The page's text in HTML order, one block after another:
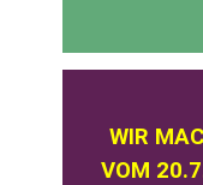
WIR
VOM